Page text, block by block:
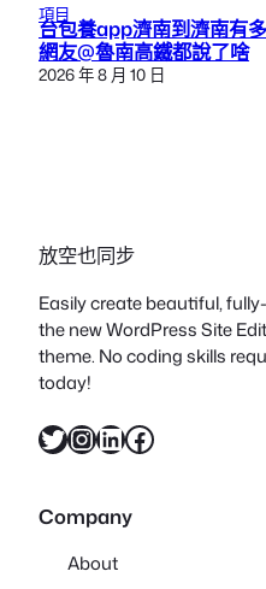
項目
台包養app濟南到濟南有
網友@魯南高鐵都說了啥
2026 年 8 月 10 日
放空也同步
Easily create beautiful,
the new WordPress Site
theme. No coding skills
today!
X InstagramLinkedIn Facebook
Company
About